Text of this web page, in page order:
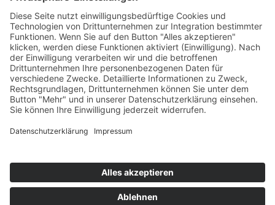
Kontakt
Mitglied werden!
Impressum
Datenschutz
Copyright 2023. All rights reserved.